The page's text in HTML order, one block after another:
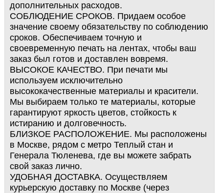
дополнительных расходов.
СОБЛЮДЕНИЕ СРОКОВ. Придаем особое
значение своему обязательству по соблюдению
сроков. Обеспечиваем точную и
своевременную печать на лентах, чтобы ваш
заказ был готов и доставлен вовремя.
ВЫСОКОЕ КАЧЕСТВО. При печати мы
используем исключительно
высококачественные материалы и красители.
Мы выбираем только те материалы, которые
гарантируют яркость цветов, стойкость к
истиранию и долговечность.
БЛИЗКОЕ РАСПОЛОЖЕНИЕ. Мы расположены
в Москве, рядом с метро Теплый стан и
Генерала Тюленева, где вы можете забрать
свой заказ лично.
УДОБНАЯ ДОСТАВКА. Осуществляем
курьерскую доставку по Москве (через